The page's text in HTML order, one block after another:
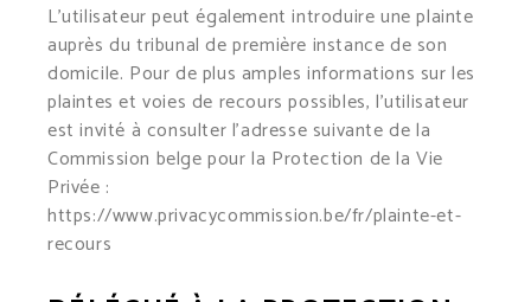
L’utilisateur peut également introduire une plainte
auprès du tribunal de première instance de son
domicile. Pour de plus amples informations sur les
plaintes et voies de recours possibles, l’utilisateur
est invité à consulter l’adresse suivante de la
Commission belge pour la Protection de la Vie
Privée :
https://www.privacycommission.be/fr/plainte-et-
recours